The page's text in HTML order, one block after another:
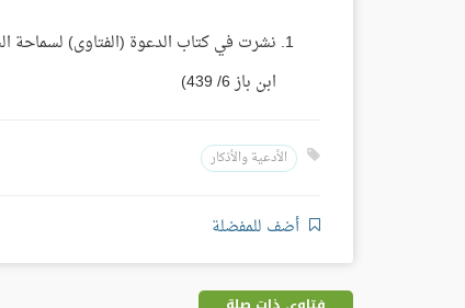
ابن باز 6/ 439)
الأدعية والأذكار
أضف للمفضلة